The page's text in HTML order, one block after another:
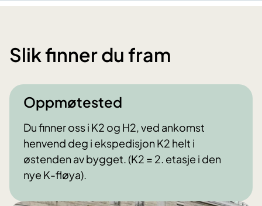
Slik finner du fram
Oppmøtested
Du finner oss i K2 og H2, ved ankomst
henvend deg i ekspedisjon K2 helt i
østenden av bygget. (K2 = 2. etasje i den
nye K-fløya).